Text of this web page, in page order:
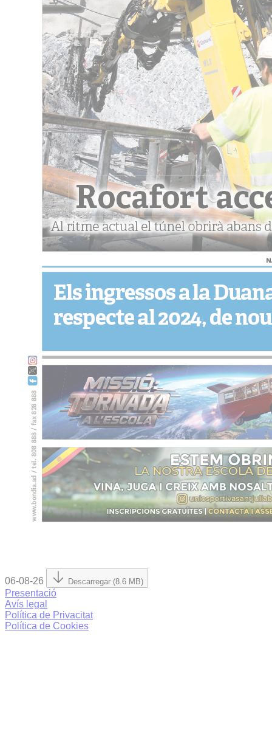
06-08-26 Descarregar (8.6 MB)
Presentació
Avís legal
Política de Privacitat
Política de Cookies